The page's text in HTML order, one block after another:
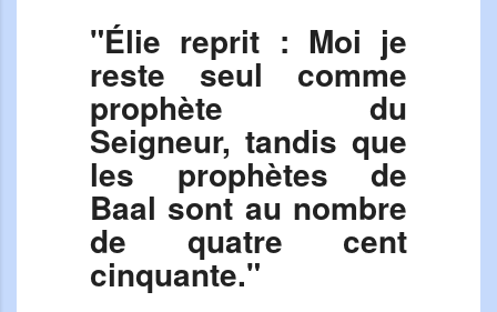
"Élie reprit : Moi je
reste seul comme
prophète du
Seigneur, tandis que
les prophètes de
Baal sont au nombre
de quatre cent
cinquante."